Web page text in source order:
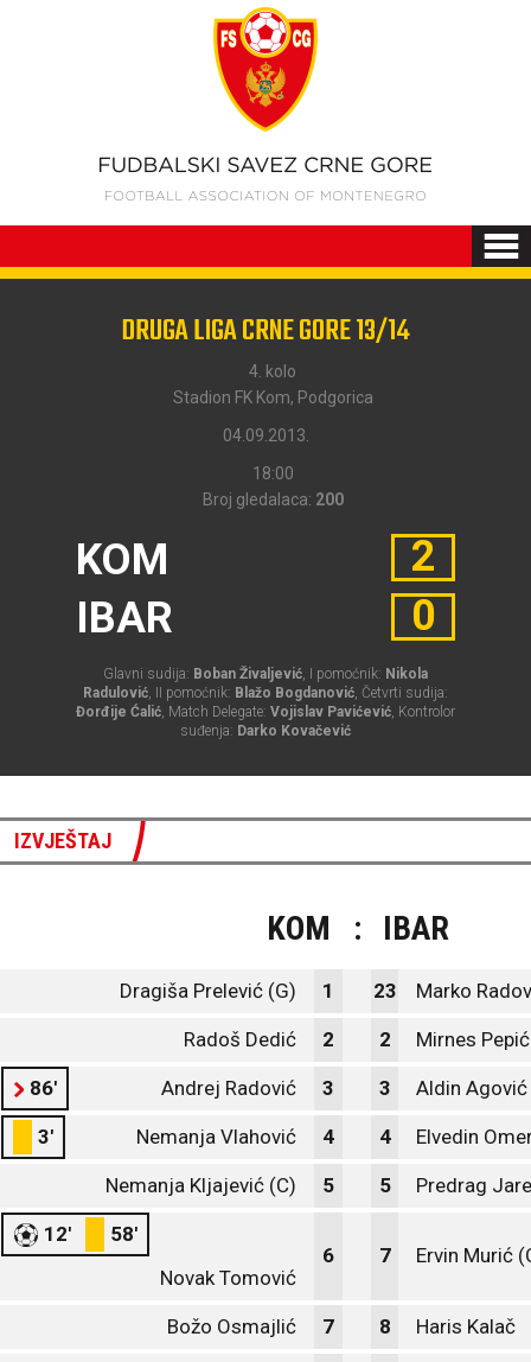
DRUGA LIGA CRNE GORE 13/14
4. kolo
Stadion FK Kom, Podgorica
04.09.2013.
18:00
Broj gledalaca: 200
KOM
IBAR
2
0
Glavni sudija: Boban Živaljević, I pomoćnik: Nikola
Radulović, II pomoćnik: Blažo Bogdanović, Četvrti sudija:
Đorđije Ćalić, Match Delegate: Vojislav Pavićević, Kontrolor
suđenja: Darko Kovačević
IZVJEŠTAJ
KOM : IBAR
Dragiša Prelević (G) 1 23 Marko
Radoš Dedić 2 2 Mirnes Pepić
86' Andrej Radović 3 3 Aldin Agović
3' Nemanja Vlahović 4 4 Elvedin
Nemanja Kljajević (C) 5 5 Predrag
12'
58'
Novak Tomović
6 7 Ervin Murić
Božo Osmajlić 7 8 Haris Kalač